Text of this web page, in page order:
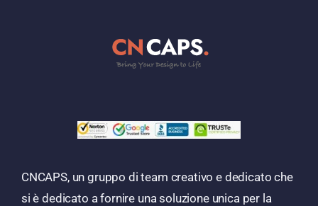
CNCAPS, un gruppo di team creativo e dedicato che
si è dedicato a fornire una soluzione unica per la